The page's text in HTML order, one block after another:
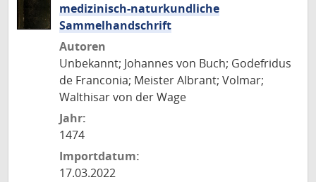
medizinisch-naturkundliche
Sammelhandschrift
Autoren
Unbekannt; Johannes von Buch; Godefridus
de Franconia; Meister Albrant; Volmar;
Walthisar von der Wage
Jahr:
1474
Importdatum:
17.03.2022